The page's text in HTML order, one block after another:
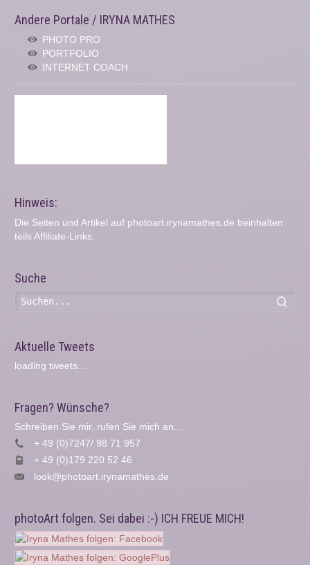
Andere Portale / IRYNA MATHES
PHOTO PRO
PORTFOLIO
INTERNET COACH
Hinweis:
Die Seiten und Artikel auf photoart.irynamathes.de beinhalten
teils Affiliate-Links.
Suche
Aktuelle Tweets
loading tweets...
Fragen? Wünsche?
Schreiben Sie mir, rufen Sie mich an...
+ 49 (0)7247/ 98 71 957
+ 49 (0)179 220 52 46
look@photoart.irynamathes.de
photoArt folgen. Sei dabei :-) ICH FREUE MICH!